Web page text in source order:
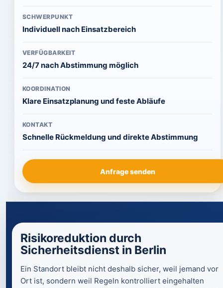
SCHWERPUNKT
Individuell nach Einsatzbereich
VERFÜGBARKEIT
24/7 nach Abstimmung möglich
KOORDINATION
Klare Einsatzplanung und feste Abläufe
KONTAKT
Schnelle Rückmeldung und direkte Abstimmung
Anfrage senden
Risikoreduktion durch
Sicherheitsdienst in Berlin
Ein Standort bleibt nicht deshalb sicher, weil jemand vor
Ort ist, sondern weil Regeln kontrolliert eingehalten